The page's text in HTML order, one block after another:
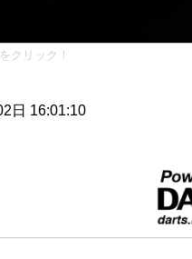
クリック！
日 16:01:10